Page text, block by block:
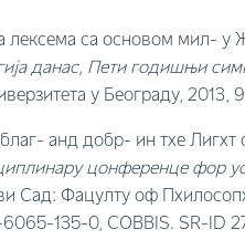
лексема са основом мил- у
данас, Пети годишњи
у Београду, 2013,
анд добр- ин тхе
цонференце фор
Сад: Фацултy оф
135-0, COBBIS. SR-ID